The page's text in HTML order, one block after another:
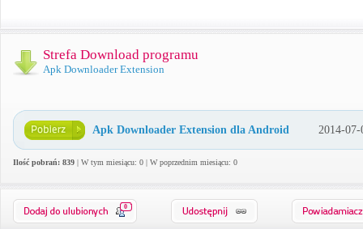
Strefa Download programu
Apk Downloader Extension
Apk Downloader Extension dla Android 2014-07-
Ilość pobrań: 839 | W tym miesiącu: 0 | W poprzednim miesiącu: 0
0